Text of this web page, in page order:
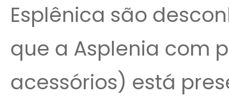
Esplênica são
que a Asplenia com
acessórios) está